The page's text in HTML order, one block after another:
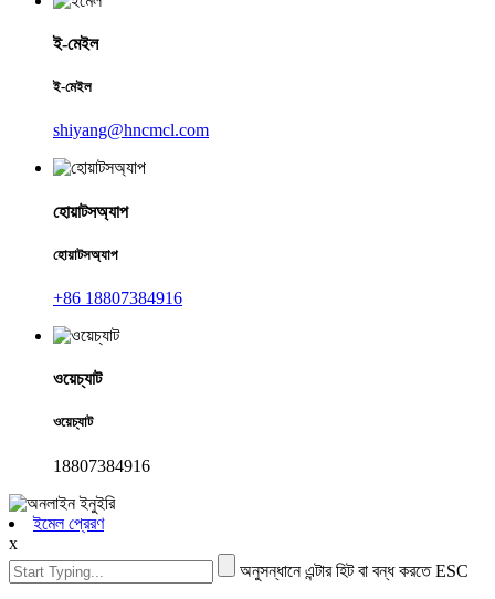
ই-মেইল
ই-মেইল
shiyang@hncmcl.com
হোয়াটসঅ্যাপ
হোয়াটসঅ্যাপ
+86 18807384916
ওয়েচ্যাট
ওয়েচ্যাট
18807384916
ইমেল প্রেরণ
x
অনুসন্ধানে এন্টার হিট বা বন্ধ করতে ESC